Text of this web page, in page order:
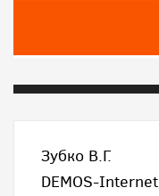
Зубко В.Г.
DEMOS-Internet